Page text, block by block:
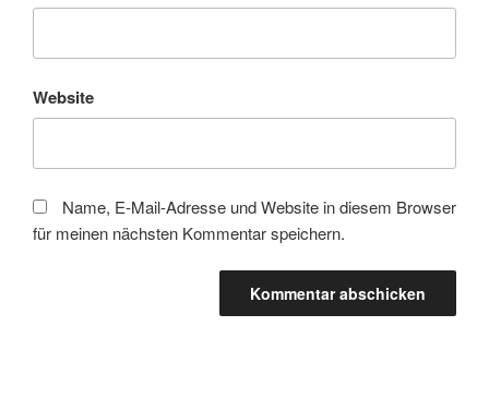
Website
Name, E-Mail-Adresse und Website in diesem Browser
für meinen nächsten Kommentar speichern.